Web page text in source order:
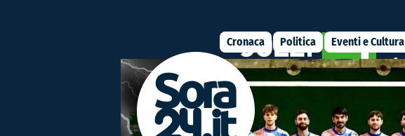
Cronaca Politica Eventi e Cultura